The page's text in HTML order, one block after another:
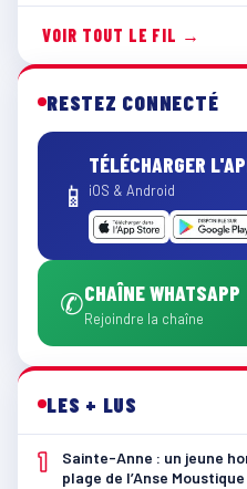
VOIR TOUT LE FIL →
RESTEZ CONNECTÉ
📱
TÉLÉCHARGER
iOS & Android
✆CHAÎNE WHATSAPP
Rejoindre la chaîne
LES + LUS
1
Sainte-Anne : un jeune
plage de l’Anse